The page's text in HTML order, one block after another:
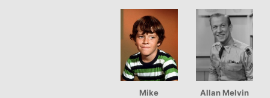
Mike
Allan Melvin